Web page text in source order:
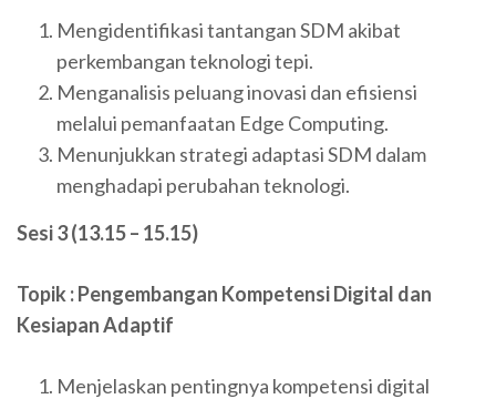
Mengidentifikasi tantangan SDM akibat
perkembangan teknologi tepi.
Menganalisis peluang inovasi dan efisiensi
melalui pemanfaatan Edge Computing.
Menunjukkan strategi adaptasi SDM dalam
menghadapi perubahan teknologi.
Sesi 3 (13.15 – 15.15)
Topik : Pengembangan Kompetensi Digital dan
Kesiapan Adaptif
Menjelaskan pentingnya kompetensi digital